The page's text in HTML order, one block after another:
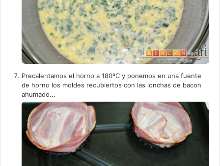
Precalentamos el horno a 180ºC y ponemos en una fuente
de horno los moldes recubiertos con las lonchas de bacon
ahumado...